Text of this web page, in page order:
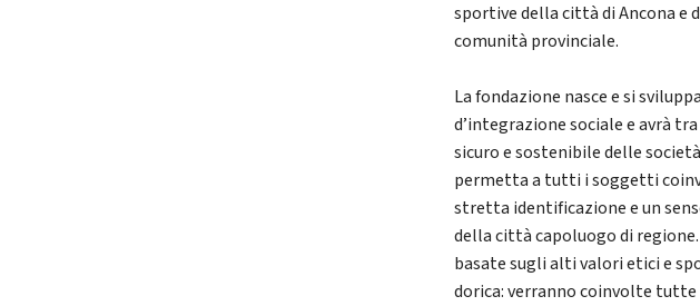
sportive della città di Ancona e
comunità provinciale.
La fondazione nasce e si
d’integrazione sociale e avrà
sicuro e sostenibile delle
permetta a tutti i soggetti
stretta identificazione e un
della città capoluogo di
basate sugli alti valori etici e
dorica: verranno coinvolte tutte